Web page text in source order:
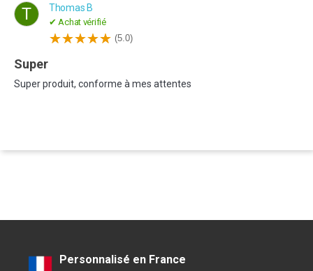
T Thomas B
✔ Achat vérifié
(5.0)
super
Super produit, conforme à mes attentes
Personnalisé en France